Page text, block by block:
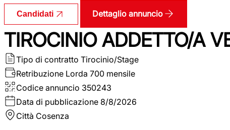
Candidati Dettaglio annuncio
TIROCINIO ADDETTO/A
Tipo di contratto Tirocinio/Stage
Retribuzione Lorda 700 mensile
Codice annuncio 350243
Data di pubblicazione 8/8/2026
Città Cosenza